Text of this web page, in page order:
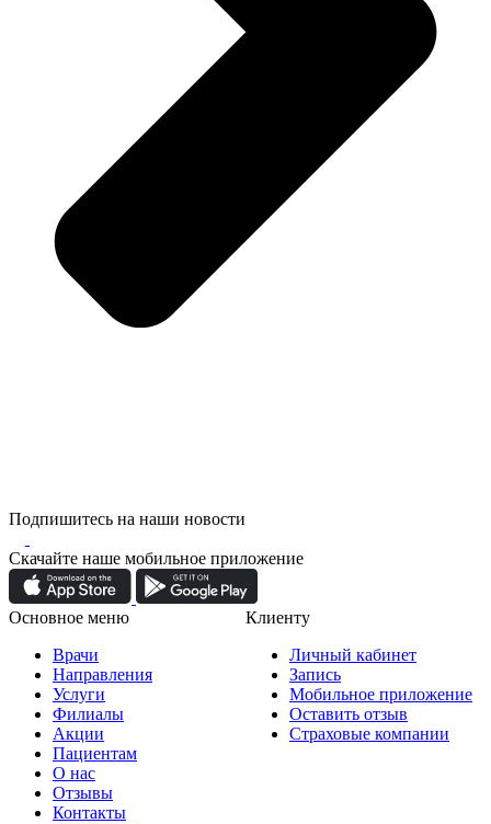
Подпишитесь на наши новости
Скачайте наше мобильное приложение
Основное меню
Врачи
Направления
Услуги
Филиалы
Акции
Пациентам
О нас
Отзывы
Контакты
Клиенту
Личный кабинет
Запись
Мобильное приложение
Оставить отзыв
Страховые компании